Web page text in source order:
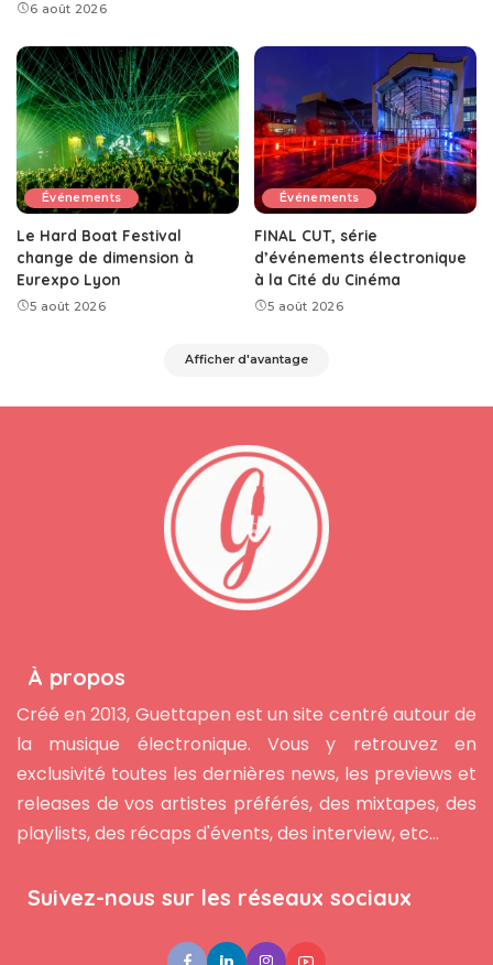
6 août 2026
Événements
Le Hard Boat Festival
change de dimension à
Eurexpo Lyon
5 août 2026
Événements
FINAL CUT, série
d’événements électronique
à la Cité du Cinéma
5 août 2026
Afficher d'avantage
À propos
Créé en 2013, Guettapen est un site centré autour de
la musique électronique. Vous y retrouvez en
exclusivité toutes les dernières news, les previews et
releases de vos artistes préférés, des mixtapes, des
playlists, des récaps d'évents, des interview, etc...
Suivez-nous sur les réseaux sociaux